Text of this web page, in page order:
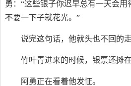
勇：“这些银子你迟早总有一天会用
不要一下子就花光。”
说完这句话，他就头也不回的走
竹叶青进来的时候，银票还摊在
阿勇正在看着他发怔。